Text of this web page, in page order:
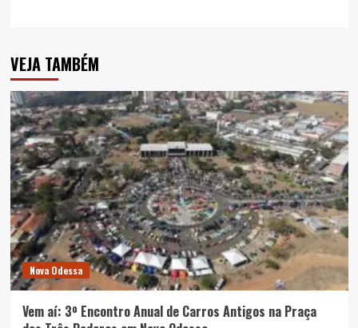
VEJA TAMBÉM
Nova Odessa
Vem aí: 3º Encontro Anual de Carros Antigos na Praça